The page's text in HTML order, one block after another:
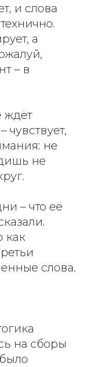
и слова
а
– в
ждёт
не
не
– что её
как
слова.
на сборы